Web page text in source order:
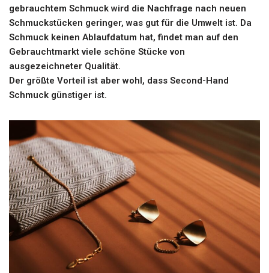
gebrauchtem Schmuck wird die Nachfrage nach neuen
Schmuckstücken geringer, was gut für die Umwelt ist. Da
Schmuck keinen Ablaufdatum hat, findet man auf den
Gebrauchtmarkt viele schöne Stücke von
ausgezeichneter Qualität.
Der größte Vorteil ist aber wohl, dass Second-Hand
Schmuck günstiger ist.